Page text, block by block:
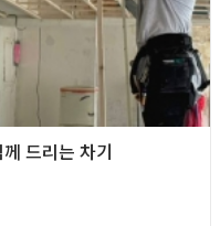
드리는 차기